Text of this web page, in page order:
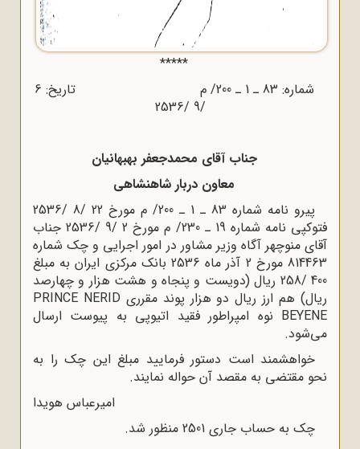
*****
شماره: 83 ـ 1 ـ 200/ م تاریخ: 6
/9 /2536
جناب آقای محمدجعفر بهبهانیان
معاون دربار شاهنشاهی
پیرو نامه شماره 83 ـ 1 ـ 200/ م مورخ 22 /8 /2536
فتوکپی نامه شماره 19 ـ 230/ م مورخ 2 /9 /2536 جناب
آقای منوچهر آگاه وزیر مشاور در امور اجرایی و چک شماره
814463 مورخ 2 آذر ماه 2536 بانک مرکزی ایران به مبلغ
400 /258 ریال (دویست و پنجاه و هشت هزار و چهارصد
ریال) هم ارز ریال دو هزار پوند مقرری PRINCE NERID
BEYENE نوه امپراطور فقید اتیوپی به پیوست ارسال
می‌شود.
خواهشمند است دستور فرمایید مبلغ این چک را به
نحو مقتضی به مقصد آن حواله نمایند.
امیرعباس هویدا
چک به حساب جاری 2501 منظور شد.